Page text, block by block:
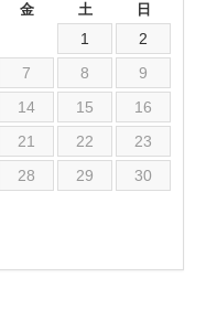
金 土 日
1
2
7 8
9
14 15
16
21 22
23
28 29
30